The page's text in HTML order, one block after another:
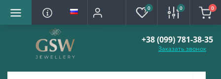
0 0 0
+38 (099) 781-38-35
Заказать звонок